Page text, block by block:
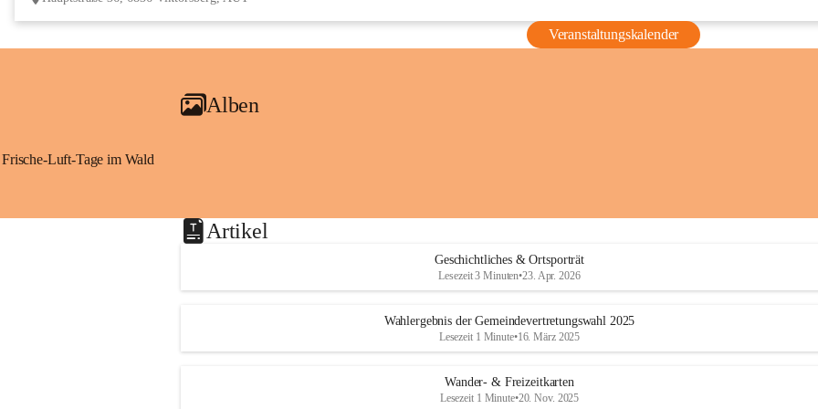
Veranstaltungskalender
Alben
Frische-Luft-Tage im Wald
Artikel
Geschichtliches & Ortsporträt
Lesezeit 3 Minuten•23. Apr. 2026
Wahlergebnis der Gemeindevertretungswahl 2025
Lesezeit 1 Minute•16. März 2025
Wander- & Freizeitkarten
Lesezeit 1 Minute•20. Nov. 2025